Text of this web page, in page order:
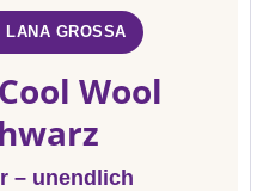
LANA GROSSA
Wool
– unendlich